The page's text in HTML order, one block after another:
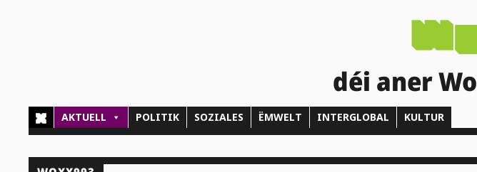
déi aner
AKTUELL POLITIK SOZIALES ËMWELT INTERGLOBAL KULTUR